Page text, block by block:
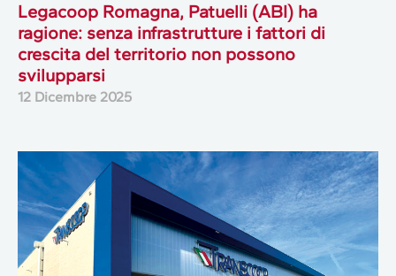
Legacoop Romagna, Patuelli (ABI) ha
ragione: senza infrastrutture i fattori di
crescita del territorio non possono
svilupparsi
12 Dicembre 2025